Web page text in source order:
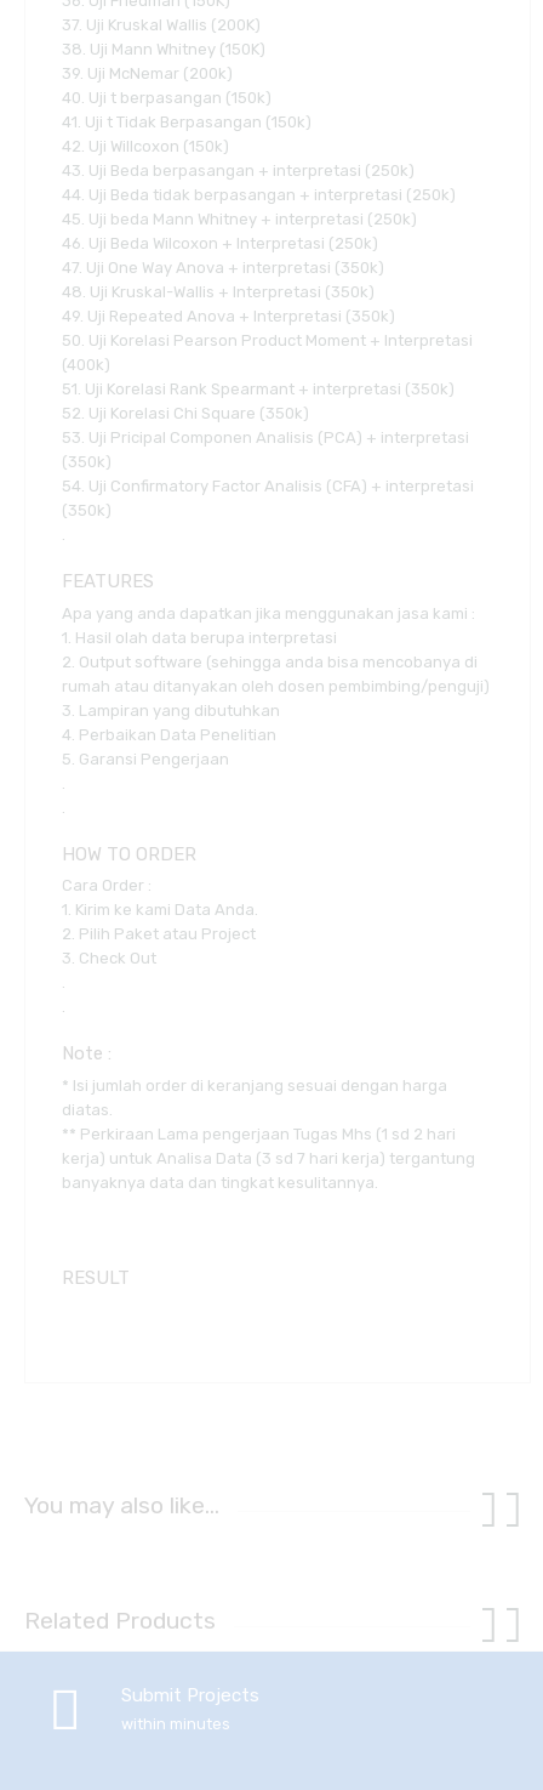
37. Uji Kruskal Wallis (200K)
38. Uji Mann Whitney (150K)
39. Uji McNemar (200k)
40. Uji t berpasangan (150k)
41. Uji t Tidak Berpasangan (150k)
42. Uji Willcoxon (150k)
43. Uji Beda berpasangan + interpretasi (250k)
44. Uji Beda tidak berpasangan + interpretasi (250k)
45. Uji beda Mann Whitney + interpretasi (250k)
46. Uji Beda Wilcoxon + Interpretasi (250k)
47. Uji One Way Anova + interpretasi (350k)
48. Uji Kruskal-Wallis + Interpretasi (350k)
49. Uji Repeated Anova + Interpretasi (350k)
50. Uji Korelasi Pearson Product Moment + Interpretasi
(400k)
51. Uji Korelasi Rank Spearmant + interpretasi (350k)
52. Uji Korelasi Chi Square (350k)
53. Uji Pricipal Componen Analisis (PCA) + interpretasi
(350k)
54. Uji Confirmatory Factor Analisis (CFA) + interpretasi
(350k)
.
FEATURES
Apa yang anda dapatkan jika menggunakan jasa kami :
1. Hasil olah data berupa interpretasi
2. Output software (sehingga anda bisa mencobanya di
rumah atau ditanyakan oleh dosen pembimbing/penguji)
3. Lampiran yang dibutuhkan
4. Perbaikan Data Penelitian
5. Garansi Pengerjaan
HOW TO ORDER
Cara Order :
1. Kirim ke kami Data Anda.
2. Pilih Paket atau Project
3. Check Out
.
.
Note :
* Isi jumlah order di keranjang sesuai dengan harga
diatas.
** Perkiraan Lama pengerjaan Tugas Mhs (1 sd 2 hari
kerja) untuk Analisa Data (3 sd 7 hari kerja) tergantung
banyaknya data dan tingkat kesulitannya.
RESULT
You may also like…
Related Products
Submit Projects
within minutes